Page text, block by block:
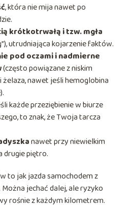
, która nie mija nawet po
krótkotrwałą i tzw. mgła
utrudniająca kojarzenie faktów.
pod oczami i nadmierne
(często powiązane z niskim
nawet jeśli hemoglobina
każde przeziębienie w biurze
to znak, że Twoja tarcza
nawet przy niewielkim
drugie piętro.
to jak jazda samochodem z
jechać dalej, ale ryzyko
rośnie z każdym kilometrem.